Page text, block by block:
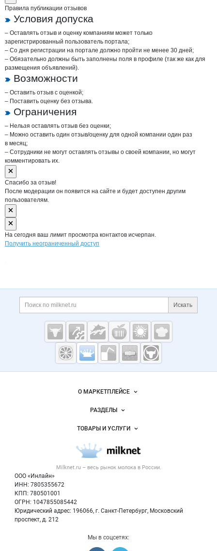
Правила публикации отзывов
Условия допуска
– Оставлять отзыв и оценку компаниям может только
зарегистрированный пользователь портала;
– Со дня регистрации на портале должно пройти не менее 30 дней;
– Обязательно должны быть заполнены поля в профиле (так же как для
размещения объявлений).
Возможности
– Оставить отзыв с оценкой;
– Поставить оценку без отзыва.
Ограничения
– Нельзя оставлять отзыв без оценки;
– Можно оставить один отзыв/оценку для одной компании один раз
в месяц;
– Сотрудники не могут оставлять отзывы о своей компании, но могут
комментировать их.
Спасибо за отзыв!
После модерации он появится на сайте и будет доступен другим
пользователям.
На сегодня ваш лимит просмотра контактов исчерпан.
Получить неограниченный доступ
Дополнительная информация
Поиск по сайту и
Искать
Cсылки на полезные проекты
Молочная
промышленность
Milknet.ru
Важные разделы и контакты
Milknet.ru – весь рынок молокав России.
ООО «Инлайн»
ИНН: 7805355672
КПП: 780501001
ОГРН: 1047855085442
Юридический адрес: 196066, г. Санкт-Петербург, Московский
проспект, д. 212
Навигация по сайтуО МАРКЕТПЛЕЙСЕ
Новости Milknet.ru
Размещение рекламы
Публичная оферта
Контактная информация
Политика обработки персональных данных
РАЗДЕЛЫ
Объявления
Новости рынка
ТОВАРЫ И УСЛУГИ
Молочная продукция
Вторичное сырье
Оборудование
Мы в соцсетях: